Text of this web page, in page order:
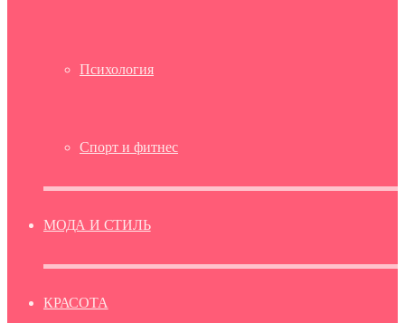
Психология
Спорт и фитнес
МОДА И СТИЛЬ
КРАСОТА